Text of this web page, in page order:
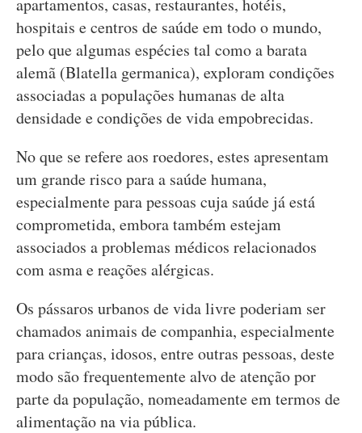
apartamentos, casas, restaurantes, hotéis,
hospitais e centros de saúde em todo o mundo,
pelo que algumas espécies tal como a barata
alemã (Blatella germanica), exploram condições
associadas a populações humanas de alta
densidade e condições de vida empobrecidas.
No que se refere aos roedores, estes apresentam
um grande risco para a saúde humana,
especialmente para pessoas cuja saúde já está
comprometida, embora também estejam
associados a problemas médicos relacionados
com asma e reações alérgicas.
Os pássaros urbanos de vida livre poderiam ser
chamados animais de companhia, especialmente
para crianças, idosos, entre outras pessoas, deste
modo são frequentemente alvo de atenção por
parte da população, nomeadamente em termos de
alimentação na via pública.